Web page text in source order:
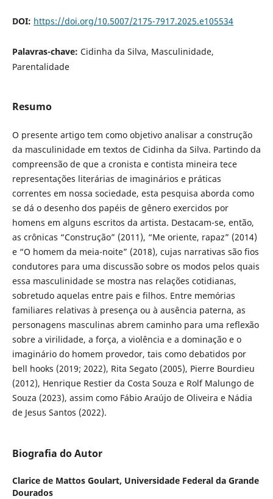
DOI: https://doi.org/10.5007/2175-7917.2025.e105534
Palavras-chave: Cidinha da Silva, Masculinidade,
Parentalidade
Resumo
O presente artigo tem como objetivo analisar a construção
da masculinidade em textos de Cidinha da Silva. Partindo da
compreensão de que a cronista e contista mineira tece
representações literárias de imaginários e práticas
correntes em nossa sociedade, esta pesquisa aborda como
se dá o desenho dos papéis de gênero exercidos por
homens em alguns escritos da artista. Destacam-se, então,
as crônicas “Construção” (2011), “Me oriente, rapaz” (2014)
e “O homem da meia-noite” (2018), cujas narrativas são fios
condutores para uma discussão sobre os modos pelos quais
essa masculinidade se mostra nas relações cotidianas,
sobretudo aquelas entre pais e filhos. Entre memórias
familiares relativas à presença ou à ausência paterna, as
personagens masculinas abrem caminho para uma reflexão
sobre a virilidade, a força, a violência e a dominação e o
imaginário do homem provedor, tais como debatidos por
bell hooks (2019; 2022), Rita Segato (2005), Pierre Bourdieu
(2012), Henrique Restier da Costa Souza e Rolf Malungo de
Souza (2023), assim como Fábio Araújo de Oliveira e Nádia
de Jesus Santos (2022).
Biografia do Autor
Clarice de Mattos Goulart, Universidade Federal da Grande
Dourados